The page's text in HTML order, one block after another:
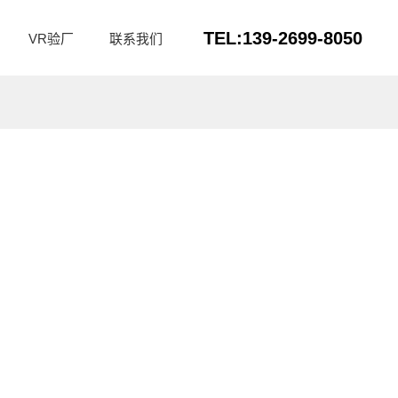
VR验厂 联系我们 TEL:139-2699-8050